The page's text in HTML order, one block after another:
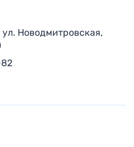
Новодмитровская,